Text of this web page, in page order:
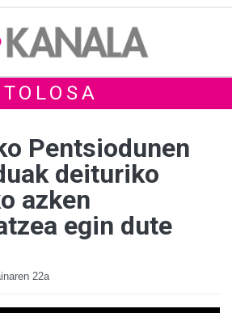
TOLOSA
Pentsiodunen
deituriko
azken
egin dute
22a